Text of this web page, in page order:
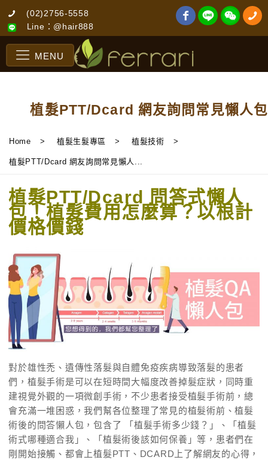
(02)2756-5558
Line：@hair888
MENU
植髮PTT/Dcard 網友詢問常見懶人包
Home > 植髮生髮專區 > 植髮技術 >
植髮PTT/Dcard 網友詢問常見懶人...
植髮PTT/Dcard 問答式懶人
包！植髮費用怎麼算？以根計
價格價錢
對於雄性禿、遺傳性落髮與自體免疫疾病導致落髮的患者
們，植髮手術是可以在短時間大幅度改善掉髮症狀，同時重
建視覺外觀的一項微創手術，不少患者接受植髮手術前，總
會充滿一堆困惑，我們幫各位整理了常見的植髮術前、植髮
術後的問答懶人包，包含了 「植髮手術多少錢？」、「植髮
術式哪種適合我」、「植髮術後該如何保養」等，患者們在
剛開始接觸、都會上植髮PTT、DCARD上了解網友的心得，